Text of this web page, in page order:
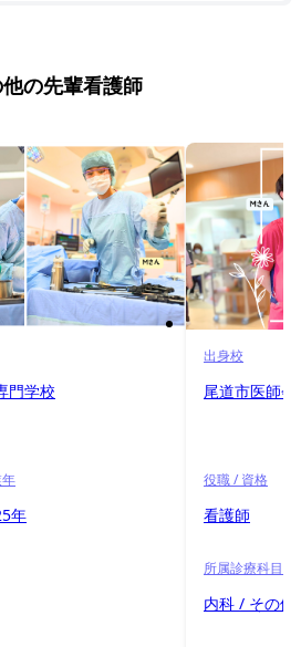
の先輩看護師
門学校
年
出身校
尾道市医師
役職 / 資格
看護師
所属診療科目
内科 / その他